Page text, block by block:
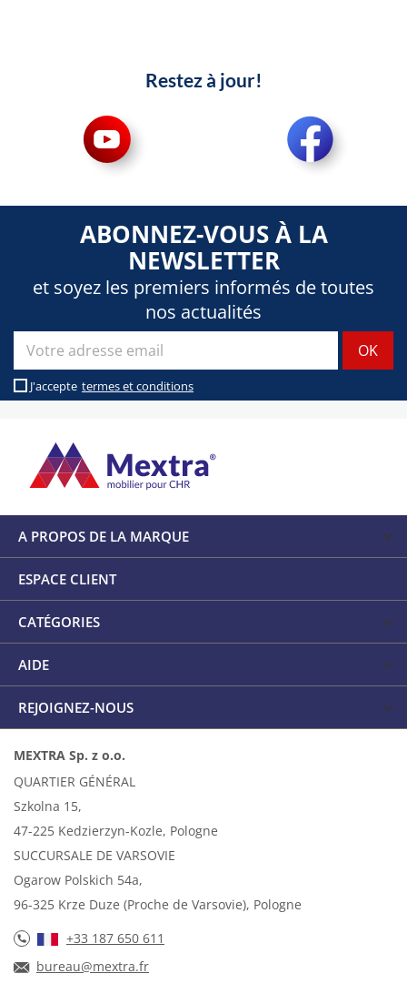
Restez à jour!
ABONNEZ-VOUS À LA
NEWSLETTER
et soyez les premiers informés de toutes
nos actualités
J'accepte termes et conditions
A PROPOS DE LA MARQUE
ESPACE CLIENT
CATÉGORIES
AIDE
REJOIGNEZ-NOUS
MEXTRA Sp. z o.o.
QUARTIER GÉNÉRAL
Szkolna 15,
47-225 Kedzierzyn-Kozle, Pologne
SUCCURSALE DE VARSOVIE
Ogarow Polskich 54a,
96-325 Krze Duze (Proche de Varsovie), Pologne
+33 187 650 611
bureau@mextra.fr